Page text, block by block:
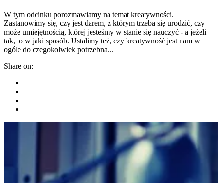
W tym odcinku porozmawiamy na temat kreatywności.
Zastanowimy się, czy jest darem, z którym trzeba się urodzić, czy
może umiejętnością, której jesteśmy w stanie się nauczyć - a jeżeli
tak, to w jaki sposób. Ustalimy też, czy kreatywność jest nam w
ogóle do czegokolwiek potrzebna...
Share on: